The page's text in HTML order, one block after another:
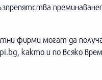
фирми могат да
както и по всяко